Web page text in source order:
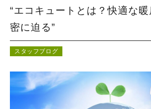
ACCESS
コンテンツ
“エコキュートとは？快適な
密に迫る”
スタッフブログ